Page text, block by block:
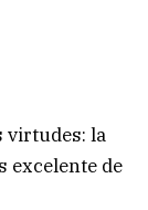
virtudes: la
excelente de